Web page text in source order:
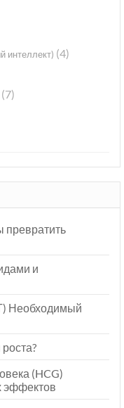
интеллект) (4)
(7)
превратить
и
Необходимый
(HCG)
эффектов